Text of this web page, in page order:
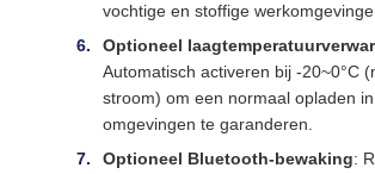
vochtige en stoffige
Optioneel
Automatisch activeren bij -20~0°C
stroom) om een normaal opladen
omgevingen te garanderen.
Optioneel Bluetooth-bewaking: